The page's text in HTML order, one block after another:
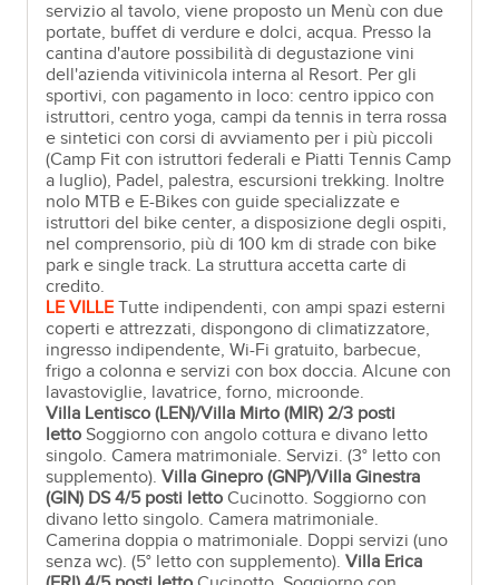
servizio al tavolo, viene proposto un Menù con due
portate, buffet di verdure e dolci, acqua. Presso la
cantina d'autore possibilità di degustazione vini
dell'azienda vitivinicola interna al Resort. Per gli
sportivi, con pagamento in loco: centro ippico con
istruttori, centro yoga, campi da tennis in terra rossa
e sintetici con corsi di avviamento per i più piccoli
(Camp Fit con istruttori federali e Piatti Tennis Camp
a luglio), Padel, palestra, escursioni trekking. Inoltre
nolo MTB e E-Bikes con guide specializzate e
istruttori del bike center, a disposizione degli ospiti,
nel comprensorio, più di 100 km di strade con bike
park e single track. La struttura accetta carte di
credito.
LE VILLETutte indipendenti, con ampi spazi esterni
coperti e attrezzati, dispongono di climatizzatore,
ingresso indipendente, Wi-Fi gratuito, barbecue,
frigo a colonna e servizi con box doccia. Alcune con
lavastoviglie, lavatrice, forno, microonde.
Villa Lentisco (LEN)/Villa Mirto (MIR) 2/3 posti
letto Soggiorno con angolo cottura e divano letto
singolo. Camera matrimoniale. Servizi. (3° letto con
supplemento). Villa Ginepro (GNP)/Villa Ginestra
(GIN) DS 4/5 posti letto Cucinotto. Soggiorno con
divano letto singolo. Camera matrimoniale.
Camerina doppia o matrimoniale. Doppi servizi (uno
senza wc). (5° letto con supplemento).Villa Erica